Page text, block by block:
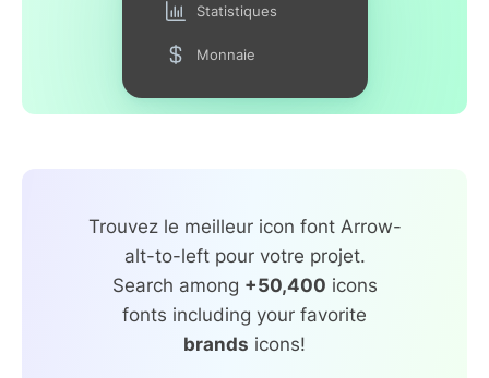
Statistiques
Monnaie
Trouvez le meilleur icon font Arrow-
alt-to-left pour votre projet.
Search among +50,400 icons
fonts including your favorite
brands icons!